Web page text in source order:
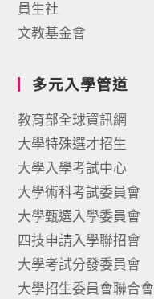
員生社
文教基金會
多元入學管道
教育部全球資訊網
大學特殊選才招生
大學入學考試中心
大學術科考試委員會
大學甄選入學委員會
四技申請入學聯招會
大學考試分發委員會
大學招生委員會聯合會